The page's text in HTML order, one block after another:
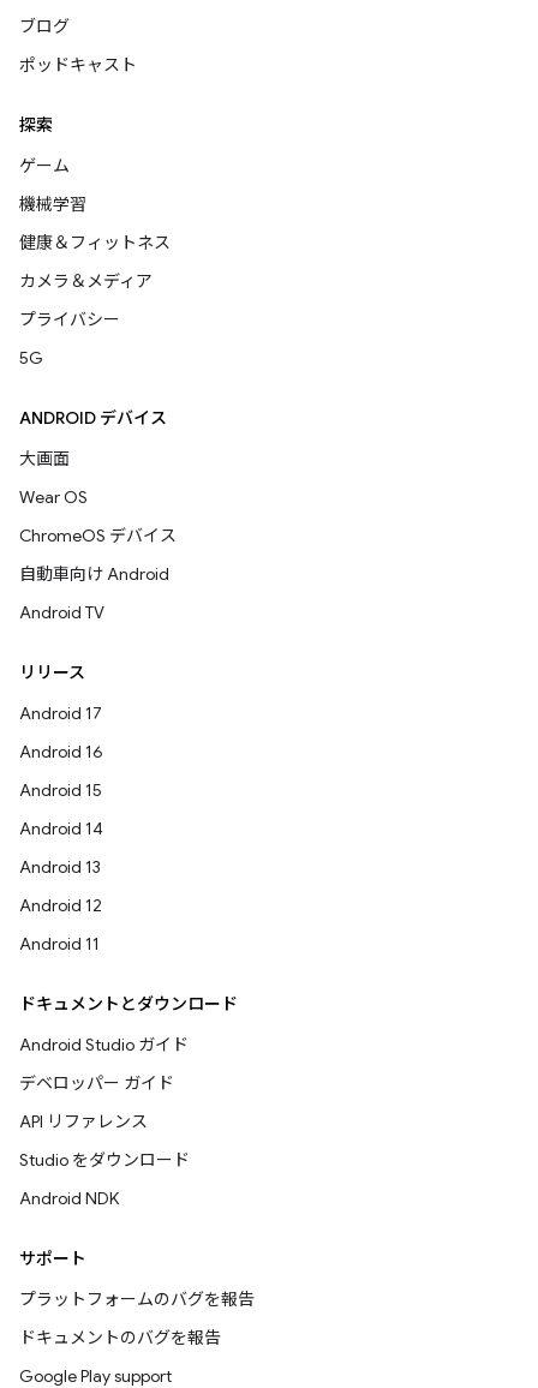
ブログ
ポッドキャスト
探索
ゲーム
機械学習
健康＆フィットネス
カメラ＆メディア
プライバシー
5G
ANDROID デバイス
大画面
Wear OS
ChromeOS デバイス
自動車向け Android
Android TV
リリース
Android 17
Android 16
Android 15
Android 14
Android 13
Android 12
Android 11
ドキュメントとダウンロード
Android Studio ガイド
デベロッパー ガイド
API リファレンス
Studio をダウンロード
Android NDK
サポート
プラットフォームのバグを報告
ドキュメントのバグを報告
Google Play support